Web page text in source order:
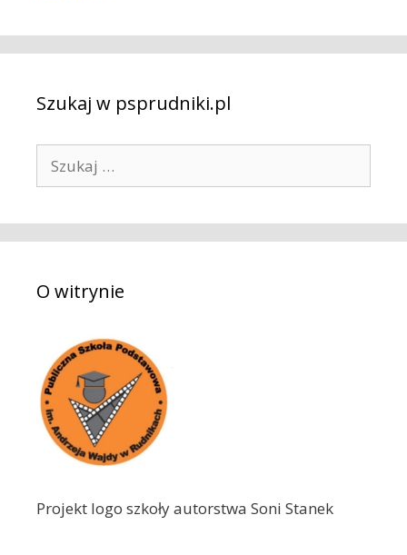
Szukaj w psprudniki.pl
k
a
:O witrynie
Projekt logo szkoły autorstwa Soni Stanek